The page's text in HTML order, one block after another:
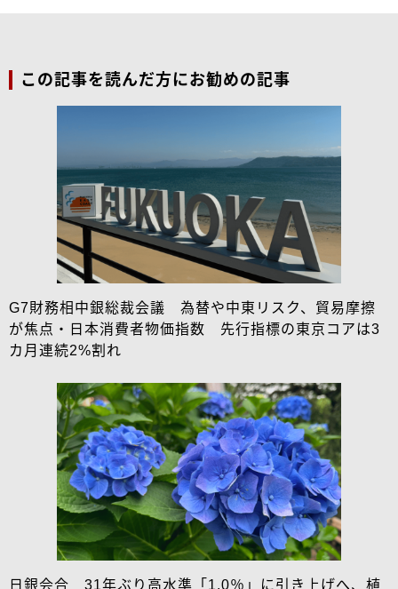
この記事を読んだ方にお勧めの記事
G7財務相中銀総裁会議 為替や中東リスク、貿易摩擦
が焦点・日本消費者物価指数 先行指標の東京コアは3
カ月連続2%割れ
日銀会合 31年ぶり高水準「1.0％」に引き上げへ、植